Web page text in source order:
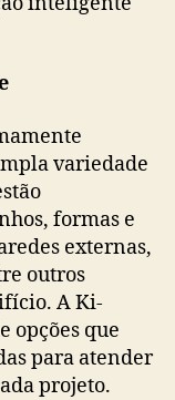
variedade
formas e
externas,
outros
A Ki-
opções que
para atender
projeto.